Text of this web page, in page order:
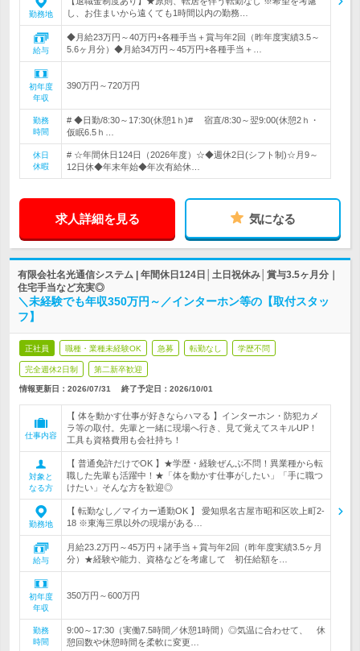
勤務地
し、お住まいから遠くても1時間以内の勤務…
給与
◆月給23万円～40万円+各種手当＋賞与年2回（昨年度実績3.5～
5.6ヶ月分）◆月給34万円～45万円+各種手当＋…
初年度
年収
390万円～720万円
勤務
時間
# ◆日勤/8:30～17:30(休憩1ｈ)# 宿直/8:30～翌9:00(休憩2ｈ・
仮眠6.5ｈ…
休日
休暇
# ☆年間休日124日（2026年度）☆◆週休2日(シフト制)☆月9～
12日休◆年末年始◆年次有給休…
求人詳細を見る 気になる
有限会社名光通信システム | 年間休日124日│土日祝休み│賞与3.5ヶ月分｜
住宅手当など充実◎
＼未経験でも年収350万円～／インターホン等の【取付スタッ
フ】
正社員 職種・業種未経験OK 急募 転勤なし 学歴不問
完全週休2日制 第二新卒歓迎
情報更新日：2026/07/31 終了予定日： 2026/10/01
仕事内容
【 体を動かす仕事が好きならハマる 】インターホン・防犯カメ
ラ等の取付。先輩と一緒に現場へ行き、見て覚えてスキルUP！
工具も資格費用も会社持ち！
対象と
なる方
【 普通免許だけでOK 】★学歴・経験ぜんぶ不問！異業種から転
職した先輩も活躍中！★「体を動かす仕事がしたい」「手に職つ
けたい」そんな方を歓迎◎
勤務地
【 転勤なし／マイカー通勤OK 】 愛知県名古屋市昭和区吹上町2-
18 ※東海三県以外の現場がある…
給与
月給23.2万円～45万円＋諸手当＋賞与年2回（昨年度実績3.5ヶ月
分）★経験や能力、資格などを考慮して 初任給額を…
初年度
年収
350万円～600万円
勤務
時間
9:00～17:30（実働7.5時間／休憩1時間）◎気温に合わせて、 休
憩回数や休憩時間を柔軟に変更…